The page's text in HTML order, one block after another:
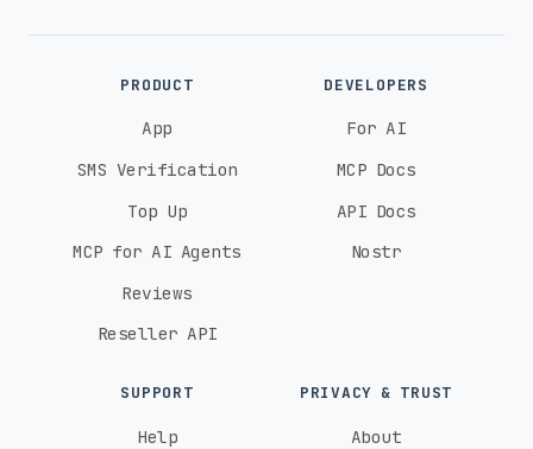
PRODUCT
App
SMS Verification
Top Up
MCP for AI Agents
Reviews
Reseller API
DEVELOPERS
For AI
MCP Docs
API Docs
Nostr
SUPPORT
Help
PRIVACY & TRUST
About